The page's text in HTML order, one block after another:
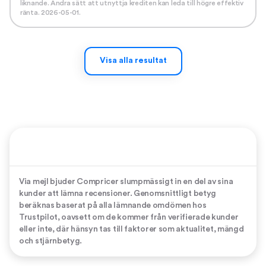
liknande. Andra sätt att utnyttja krediten kan leda till högre effektiv
ränta. 2026-05-01.
Visa alla resultat
Via mejl bjuder Compricer slumpmässigt in en del av sina
kunder att lämna recensioner. Genomsnittligt betyg
beräknas baserat på alla lämnande omdömen hos
Trustpilot, oavsett om de kommer från verifierade kunder
eller inte, där hänsyn tas till faktorer som aktualitet, mängd
och stjärnbetyg.